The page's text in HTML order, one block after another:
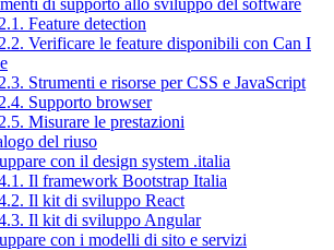
Feature detection
Verificare le feature disponibili con Can I
Strumenti e risorse per CSS e JavaScript
Supporto browser
Misurare le prestazioni
del riuso
con il design system .italia
Il framework Bootstrap Italia
Il kit di sviluppo React
Il kit di sviluppo Angular
con i modelli di sito e servizi